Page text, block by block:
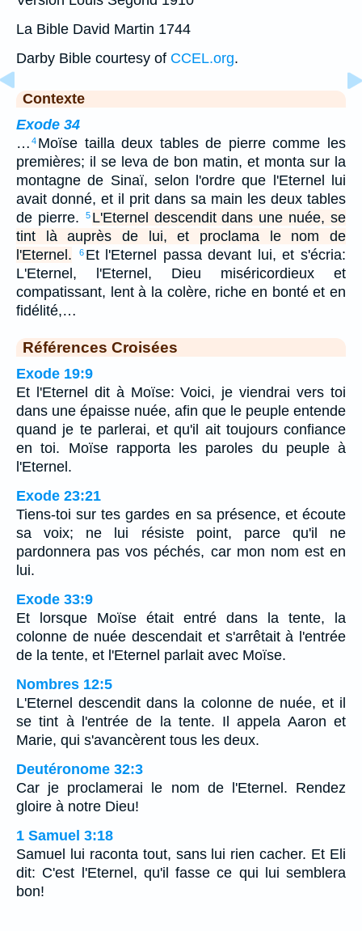
La Bible David Martin 1744
Darby Bible courtesy of CCEL.org.
Contexte
Exode 34
… 4 Moïse tailla deux tables de pierre comme les
premières; il se leva de bon matin, et monta sur la
montagne de Sinaï, selon l'ordre que l'Eternel lui
avait donné, et il prit dans sa main les deux tables
de pierre.
5 L'Eternel descendit dans une nuée, se
tint là auprès de lui, et proclama le nom de
l'Eternel.
6 Et l'Eternel passa devant lui, et s'écria:
L'Eternel, l'Eternel, Dieu miséricordieux et
compatissant, lent à la colère, riche en bonté et en
fidélité,…
Références Croisées
Exode 19:9
Et l'Eternel dit à Moïse: Voici, je viendrai vers toi
dans une épaisse nuée, afin que le peuple entende
quand je te parlerai, et qu'il ait toujours confiance
en toi. Moïse rapporta les paroles du peuple à
l'Eternel.
Exode 23:21
Tiens-toi sur tes gardes en sa présence, et écoute
sa voix; ne lui résiste point, parce qu'il ne
pardonnera pas vos péchés, car mon nom est en
lui.
Exode 33:9
Et lorsque Moïse était entré dans la tente, la
colonne de nuée descendait et s'arrêtait à l'entrée
de la tente, et l'Eternel parlait avec Moïse.
Nombres 12:5
L'Eternel descendit dans la colonne de nuée, et il
se tint à l'entrée de la tente. Il appela Aaron et
Marie, qui s'avancèrent tous les deux.
Deutéronome 32:3
Car je proclamerai le nom de l'Eternel. Rendez
gloire à notre Dieu!
1 Samuel 3:18
Samuel lui raconta tout, sans lui rien cacher. Et Eli
dit: C'est l'Eternel, qu'il fasse ce qui lui semblera
bon!